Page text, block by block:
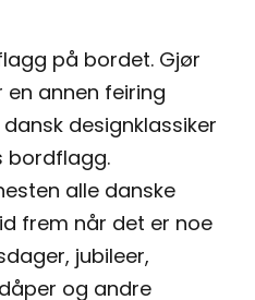
på bordet. Gjør
annen feiring
designklassiker
bordflagg.
alle danske
frem når det er noe
jubileer,
og andre